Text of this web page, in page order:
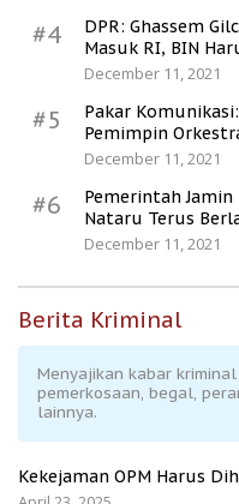
#4
DPR: Ghassem
Masuk RI, BIN
December 11, 2021
#5
Pakar
Pemimpin
December 11, 2021
#6
Pemerintah
Nataru Terus
December 11, 2021
Berita Kriminal
Menyajikan kabar
pemerkosaan, begal,
lainnya.
Kekejaman OPM Harus